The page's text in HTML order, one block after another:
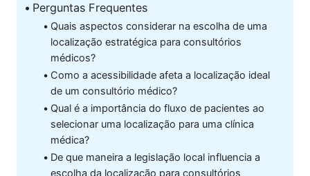
Perguntas Frequentes
Quais aspectos considerar na escolha de uma
localização estratégica para consultórios
médicos?
Como a acessibilidade afeta a localização ideal
de um consultório médico?
Qual é a importância do fluxo de pacientes ao
selecionar uma localização para uma clínica
médica?
De que maneira a legislação local influencia a
escolha da localização para consultórios